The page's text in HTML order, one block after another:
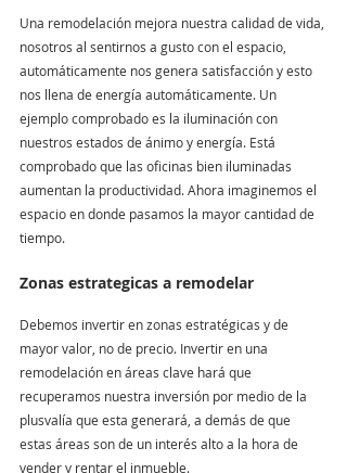
Una remodelación mejora nuestra calidad de vida,
nosotros al sentirnos a gusto con el espacio,
automáticamente nos genera satisfacción y esto
nos llena de energía automáticamente. Un
ejemplo comprobado es la iluminación con
nuestros estados de ánimo y energía. Está
comprobado que las oficinas bien iluminadas
aumentan la productividad. Ahora imaginemos el
espacio en donde pasamos la mayor cantidad de
tiempo.
Zonas estrategicas a remodelar
Debemos invertir en zonas estratégicas y de
mayor valor, no de precio. Invertir en una
remodelación en áreas clave hará que
recuperamos nuestra inversión por medio de la
plusvalía que esta generará, a demás de que
estas áreas son de un interés alto a la hora de
vender y rentar el inmueble.